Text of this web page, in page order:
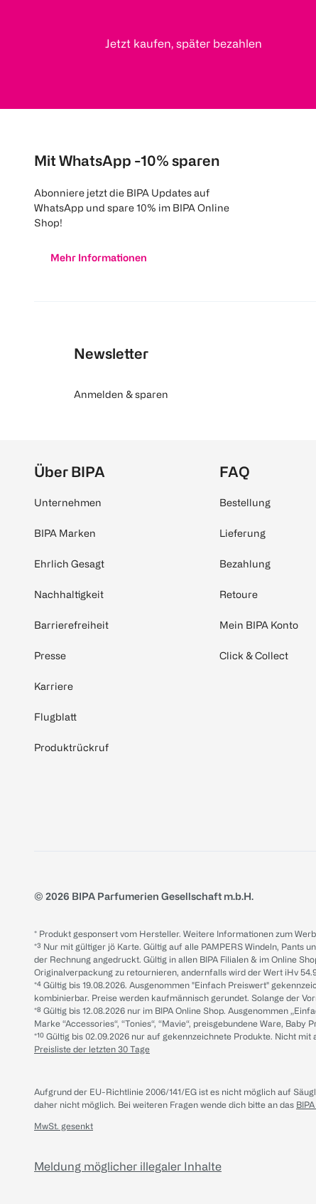
Jetzt kaufen, später bezahlen
Mit WhatsApp -10% sparen
Abonniere jetzt die BIPA Updates auf
WhatsApp und spare 10% im BIPA Online
Shop!
Mehr Informationen
Newsletter
Anmelden & sparen
Über BIPA
Unternehmen
BIPA Marken
Ehrlich Gesagt
Nachhaltigkeit
Barrierefreiheit
Presse
Karriere
Flugblatt
Produktrückruf
FAQ
Bestellung
Lieferung
Bezahlung
Retoure
Mein BIPA Konto
Click & Collect
© 2026 BIPA Parfumerien Gesellschaft m.b.H.
* Produkt gesponsert vom Hersteller. Weitere Informationen zum
*³ Nur mit gültiger jö Karte. Gültig auf alle PAMPERS Windeln, Pants
der Rechnung angedruckt. Gültig in allen BIPA Filialen & im Online
Originalverpackung zu retournieren, andernfalls wird der Wert iHv
*⁴ Gültig bis 19.08.2026. Ausgenommen "Einfach Preiswert"
kombinierbar. Preise werden kaufmännisch gerundet. Solange der
*⁸ Gültig bis 12.08.2026 nur im BIPA Online Shop. Ausgenommen
Marke “Accessories“, “Tonies“, “Mavie“, preisgebundene Ware,
*¹⁰ Gültig bis 02.09.2026 nur auf gekennzeichnete Produkte. Nicht
Preisliste der letzten 30 Tage
Aufgrund der EU-Richtlinie 2006/141/EG ist es nicht möglich auf
daher nicht möglich. Bei weiteren Fragen wende dich bitte an das
MwSt. gesenkt
Meldung möglicher illegaler Inhalte